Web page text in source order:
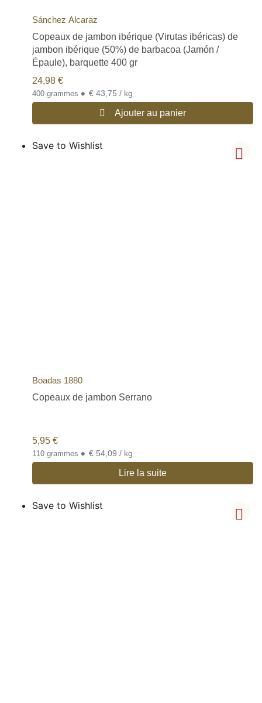
Sánchez Alcaraz
Copeaux de jambon ibérique (Virutas ibéricas) de
jambon ibérique (50%) de barbacoa (Jamón /
Épaule), barquette 400 gr
24,98 €
400 grammes • € 43,75 / kg
Ajouter au panier
Save to Wishlist
Boadas 1880
Copeaux de jambon Serrano
5,95 €
110 grammes • € 54,09 / kg
Lire la suite
Save to Wishlist